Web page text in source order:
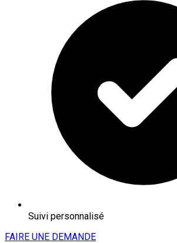
Suivi personnalisé
FAIRE UNE DEMANDE